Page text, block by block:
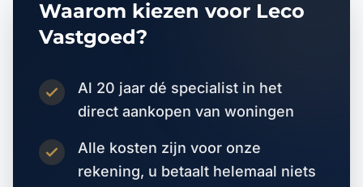
Waarom kiezen voor Leco
Vastgoed?
Al 20 jaar dé specialist in het
direct aankopen van woningen
Alle kosten zijn voor onze
rekening, u betaalt helemaal niets